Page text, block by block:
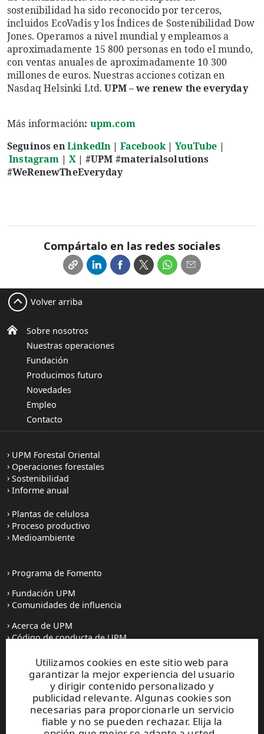
sostenibilidad ha sido reconocido por terceros,
incluidos EcoVadis y los Índices de Sostenibilidad Dow
Jones. Operamos a nivel mundial y empleamos a
aproximadamente 15 800 personas en todo el mundo,
con ventas anuales de aproximadamente 10 300
millones de euros. Nuestras acciones cotizan en
Nasdaq Helsinki Ltd.UPM – we renew the everyday
Más información: upm.com
Seguinos enLinkedIn | Facebook | YouTube |
Instagram |X | #UPM #materialsolutions
#WeRenewTheEveryday
Compártalo en las redes sociales
Utilizamos cookies en este sitio web para
garantizar la mejor experiencia del usuario
y dirigir contenido personalizado y
publicidad relevante. Algunas cookies son
necesarias para proporcionarle un servicio
fiable y no se pueden rechazar. Elija la
Sobre nosotros
Nuestras operaciones
Fundación
Producimos futuro
Novedades
Empleo
Contacto
Volver arriba
UPM Forestal Oriental
Operaciones forestales
Sostenibilidad
Informe anual
Plantas de celulosa
Proceso productivo
Medioambiente
Programa de Fomento
Fundación UPM
Comunidades de influencia
Acerca de UPM
Código de conducta de UPM
Prensa
Todas las noticias
Contacto